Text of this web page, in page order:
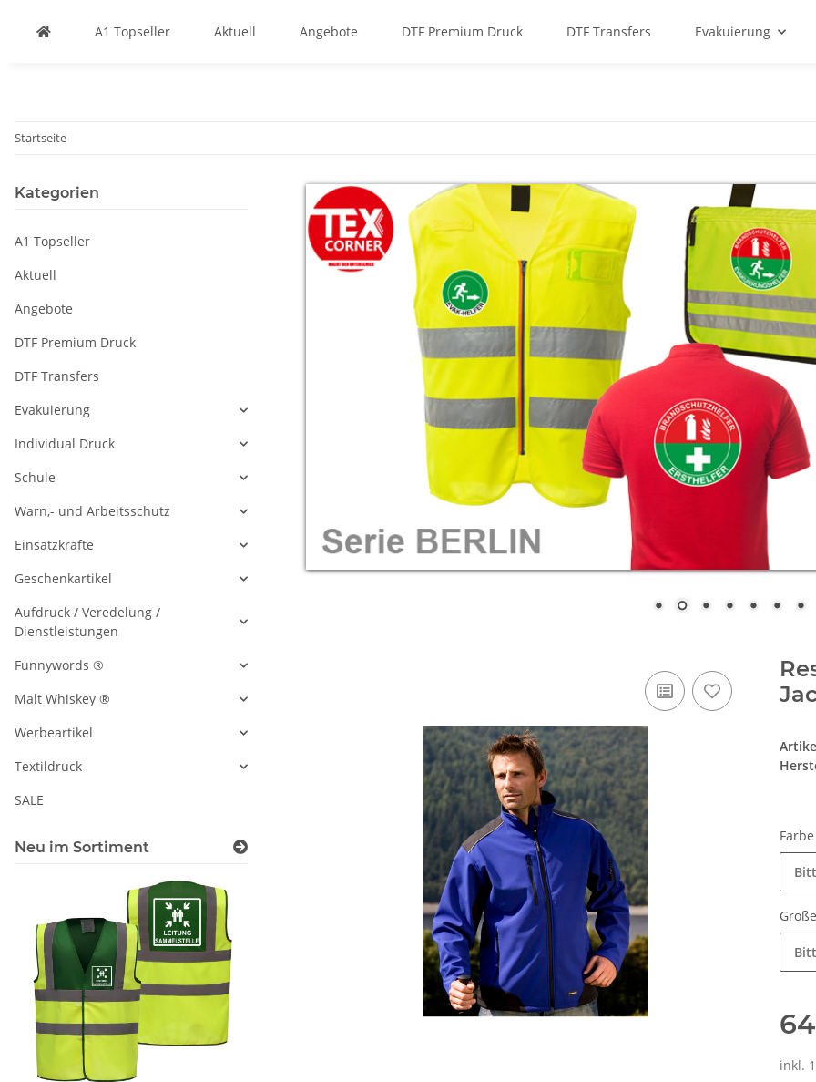
A1 Topseller Aktuell Angebote DTF Premium Druck DTF Transfers Evakuierung
Startseite
Farbe
Größe
inkl.
Kategorien
A1 Topseller
Aktuell
Angebote
DTF Premium Druck
DTF Transfers
Evakuierung
Individual Druck
Schule
Warn,- und Arbeitsschutz
Einsatzkräfte
Geschenkartikel
Aufdruck / Veredelung /
Dienstleistungen
Funnywords ®
Malt Whiskey ®
Werbeartikel
Textildruck
SALE
Neu im Sortiment